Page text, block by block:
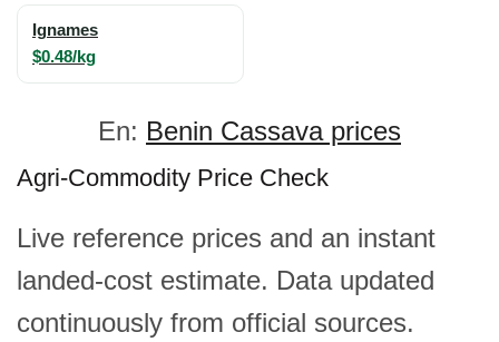
Ignames
$0.48/kg
En: Benin Cassava prices
Agri-Commodity Price Check
Live reference prices and an instant
landed-cost estimate. Data updated
continuously from official sources.